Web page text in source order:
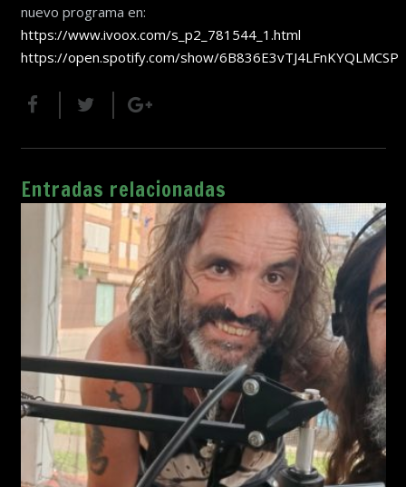
nuevo programa en:
https://www.ivoox.com/s_p2_781544_1.html
https://open.spotify.com/show/6B836E3vTJ4LFnKYQLMCSP
Entradas relacionadas